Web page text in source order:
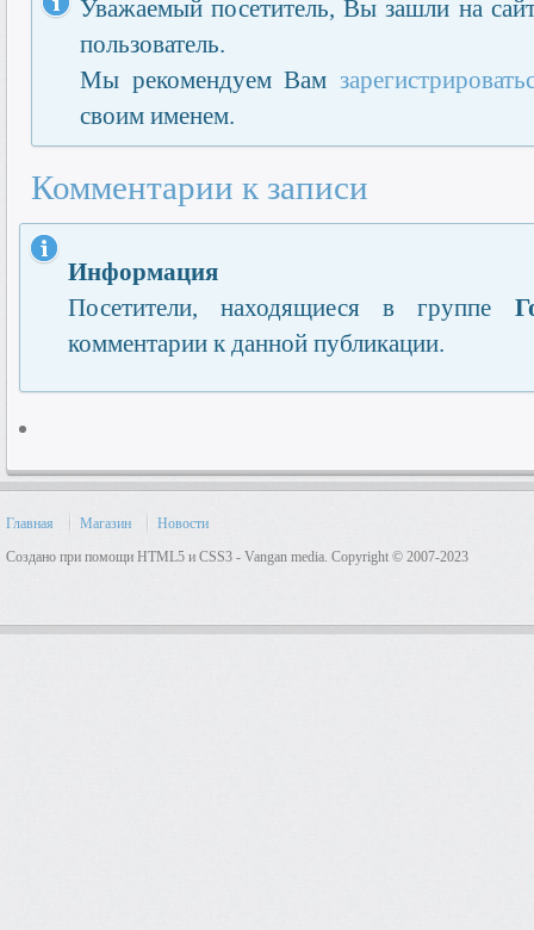
Уважаемый посетитель, Вы зашли на
пользователь.
Мы рекомендуем Вам
своим именем.
Комментарии к записи
Информация
Посетители, находящиеся в группе
комментарии к данной публикации.
Главная Магазин
Новости
Создано при помощи HTML5 и CSS3 - Vangan media. Copyright © 2007-2023